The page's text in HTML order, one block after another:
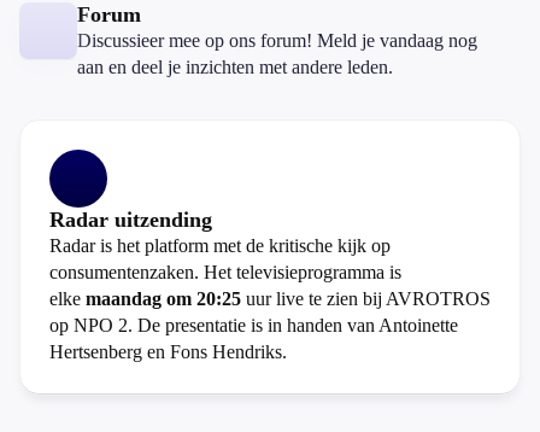
Forum
Discussieer mee op ons forum! Meld je vandaag nog
aan en deel je inzichten met andere leden.
Radar uitzending
Radar is het platform met de kritische kijk op
consumentenzaken. Het televisieprogramma is
elke maandag om 20:25 uur live te zien bij AVROTROS
op NPO 2. De presentatie is in handen van Antoinette
Hertsenberg en Fons Hendriks.